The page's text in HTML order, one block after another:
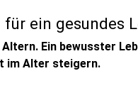
ein gesundes
Ein bewusster
im Alter steigern.